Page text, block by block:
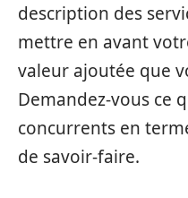
description des
mettre en avant
valeur ajoutée que
Demandez-vous ce
concurrents en
de savoir-faire.